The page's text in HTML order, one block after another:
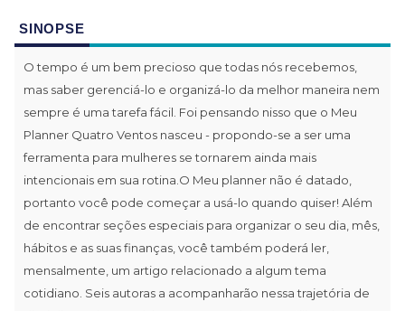
SINOPSE
O tempo é um bem precioso que todas nós recebemos,
mas saber gerenciá-lo e organizá-lo da melhor maneira nem
sempre é uma tarefa fácil. Foi pensando nisso que o Meu
Planner Quatro Ventos nasceu - propondo-se a ser uma
ferramenta para mulheres se tornarem ainda mais
intencionais em sua rotina.O Meu planner não é datado,
portanto você pode começar a usá-lo quando quiser! Além
de encontrar seções especiais para organizar o seu dia, mês,
hábitos e as suas finanças, você também poderá ler,
mensalmente, um artigo relacionado a algum tema
cotidiano. Seis autoras a acompanharão nessa trajetória de